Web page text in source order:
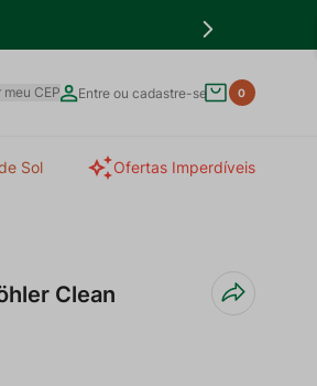
meu CEP Entre ou cadastre-se 0
Sol Ofertas Imperdíveis
Clean